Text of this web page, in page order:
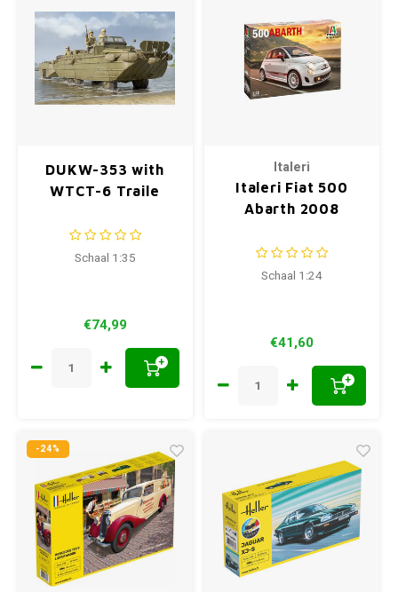
DUKW-353 with
WTCT-6 Traile
Schaal 1:35
€74,99
+
Italeri
Italeri Fiat 500
Abarth 2008
Schaal 1:24
€41,60
+
-24%